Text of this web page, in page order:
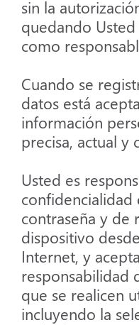
sin la
quedando
como
Cuando se
datos está
información
precisa, actual y
Usted es
confidencialidad
contraseña y de
dispositivo
Internet, y
responsabilidad
que se realicen
incluyendo la